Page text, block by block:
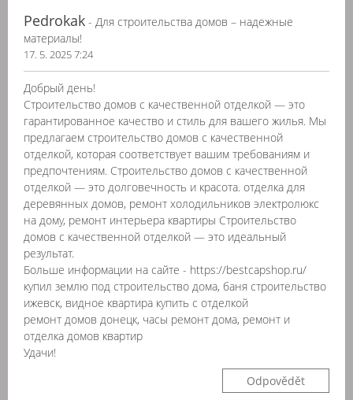
Pedrokak - Для строительства домов – надежные
материалы!
17. 5. 2025 7:24
Добрый день!
Строительство домов с качественной отделкой — это
гарантированное качество и стиль для вашего жилья. Мы
предлагаем строительство домов с качественной
отделкой, которая соответствует вашим требованиям и
предпочтениям. Строительство домов с качественной
отделкой — это долговечность и красота. отделка для
деревянных домов, ремонт холодильников электролюкс
на дому, ремонт интерьера квартиры Строительство
домов с качественной отделкой — это идеальный
результат.
Больше информации на сайте - https://bestcapshop.ru/
купил землю под строительство дома, баня строительство
ижевск, видное квартира купить с отделкой
ремонт домов донецк, часы ремонт дома, ремонт и
отделка домов квартир
Удачи!
Odpovědět